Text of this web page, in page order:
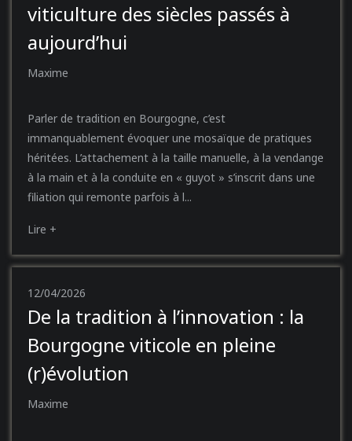
viticulture des siècles passés à
aujourd’hui
Maxime
Parler de tradition en Bourgogne, c’est
immanquablement évoquer une mosaïque de pratiques
héritées. L’attachement à la taille manuelle, à la vendange
à la main et à la conduite en « guyot » s’inscrit dans une
filiation qui remonte parfois à l...
Lire +
12/04/2026
De la tradition à l’innovation : la
Bourgogne viticole en pleine
(r)évolution
Maxime